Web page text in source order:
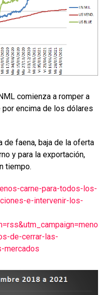
comienza a romper a
encima de los dólares
de faena, baja de la oferta
y para la exportación,
tiempo.
carne-para-todos-los-
e-intervenir-los-
de-cerrar-las-
mercados